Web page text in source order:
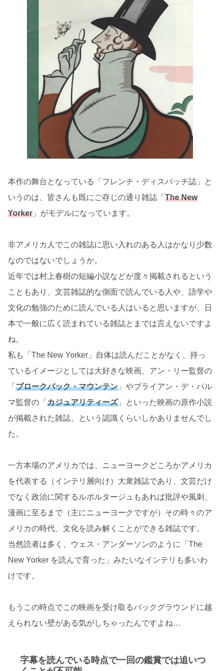
本作の舞台となっている「フレンチ・ディスパッチ誌」と
いうのは、皆さんも既にご存じの通り雑誌「 The New
Yorker 」がモデルになっています。
非アメリカ人でこの雑誌に思い入れのある人はかなり少数
なのではないでしょうか。
近年では村上春樹の短編小説などが度々掲載されるという
こともあり、文芸雑誌的な側面で読んでいる人や、語学や
文化の勉強のために読んでいる人はいると思いますが、日
本で一般に広く読まれている雑誌とまでは言えないですよ
ね。
私も「The New Yorker」自体は読んだことがなく、持っ
ているイメージとしては大好きな映画、アン・リー監督の
「 ブロークバック・マウンテン 」やブライアン・デ・パル
マ監督の「 カジュアリティーズ」といった映画の原作小説
が掲載された雑誌、という認識くらいしかありませんでし
た。
一方本場のアメリカでは、ニューヨークどころかアメリカ
を代表する（インテリ層向け）大衆雑誌であり、文芸だけ
でなく政治に関するルポルタージュもあれば批評や風刺、
漫画に至るまで（主にニューヨークですが）その時々のア
メリカの時代、文化を読み解くことができる雑誌です。
当然読者は多く、ウェス・アンダーソンのように「The
New Yorker を読んで育った」みたいなインテリも多いわ
けです。
もうこの時点でこの映画を受け取るバックグラウンドに越
えられない壁がある気がしちゃったんですよね…
字幕を読んでいる時点で一回の鑑賞では追いつ